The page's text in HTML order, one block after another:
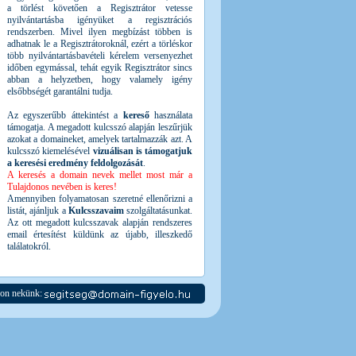
a törlést követően a Regisztrátor vetesse
nyilvántartásba igényüket a regisztrációs
rendszerben. Mivel ilyen megbízást többen is
adhatnak le a Regisztrátoroknál, ezért a törléskor
több nyilvántartásbavételi kérelem versenyezhet
időben egymással, tehát egyik Regisztrátor sincs
abban a helyzetben, hogy valamely igény
elsőbbségét garantálni tudja.
Az egyszerűbb áttekintést a keresőhasználata
támogatja. A megadott kulcsszó alapján leszűrjük
azokat a domaineket, amelyek tartalmazzák azt. A
kulcsszó kiemelésével vizuálisan is támogatjuk
a keresési eredmény feldolgozását.
A keresés a domain nevek mellet most már a
Tulajdonos nevében is keres!
Amennyiben folyamatosan szeretné ellenőrizni a
listát, ajánljuk a Kulcsszavaimszolgáltatásunkat.
Az ott megadott kulcsszavak alapján rendszeres
email értesítést küldünk az újabb, illeszkedő
találatokról.
nekünk: